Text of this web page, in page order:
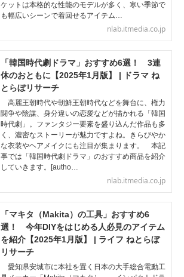
ケットは本格的な性能のモデルが多く、寒い季節で
も幅広いシーンで着回せるアイテム…
nlab.itmedia.co.jp
「韓国時代劇ドラマ」おすすめ6選！ 3連
休のおともに【2025年1月版】 | ドラマ ね
とらぼリサーチ
高麗王朝時代や朝鮮王朝時代などを舞台に、権力
闘争や陰謀、身分違いの恋愛などが描かれる「韓国
時代劇」。ファンタジー要素を盛り込んだ作品も多
く、濃密なストーリーが魅力ですよね。きらびやか
な衣装やヘアメイクにも注目が集まります。 本記
事では「韓国時代劇ドラマ」のおすすめ商品を紹介
していきます。[autho…
nlab.itmedia.co.jp
「マキタ（Makita）の工具」おすすめ6
選！ 今年DIYをはじめる人必見のアイテム
を紹介【2025年1月版】 | ライフ ねとらぼ
リサーチ
愛知県安城市に本社を置く日本の大手総合電動工